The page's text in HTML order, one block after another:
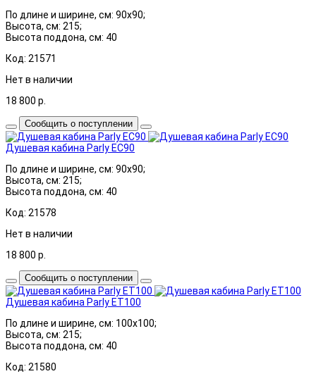
По длине и ширине, см: 90x90;
Высота, см: 215;
Высота поддона, см: 40
Код: 21571
Нет в наличии
18 800 р.
Сообщить о поступлении
Душевая кабина Parly EC90
По длине и ширине, см: 90x90;
Высота, см: 215;
Высота поддона, см: 40
Код: 21578
Нет в наличии
18 800 р.
Сообщить о поступлении
Душевая кабина Parly ET100
По длине и ширине, см: 100x100;
Высота, см: 215;
Высота поддона, см: 40
Код: 21580